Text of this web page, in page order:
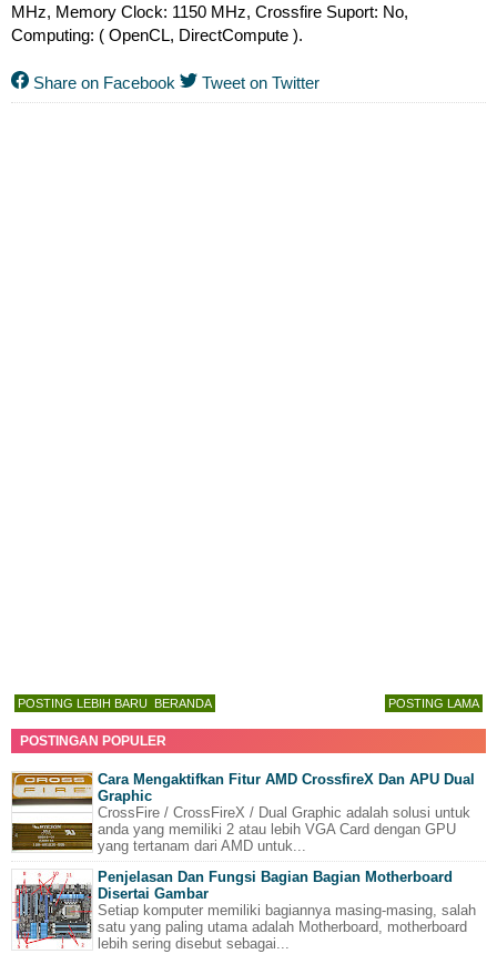
MHz, Memory Clock: 1150 MHz, Crossfire Suport: No,
Computing: ( OpenCL, DirectCompute ).
Share on Facebook Tweet on Twitter
POSTING LEBIH BARU POSTING LAMA
BERANDA
POSTINGAN POPULER
Cara Mengaktifkan Fitur AMD CrossfireX Dan APU Dual
Graphic
CrossFire / CrossFireX / Dual Graphic adalah solusi untuk
anda yang memiliki 2 atau lebih VGA Card dengan GPU
yang tertanam dari AMD untuk...
Penjelasan Dan Fungsi Bagian Bagian Motherboard
Disertai Gambar
Setiap komputer memiliki bagiannya masing-masing, salah
satu yang paling utama adalah Motherboard, motherboard
lebih sering disebut sebagai...